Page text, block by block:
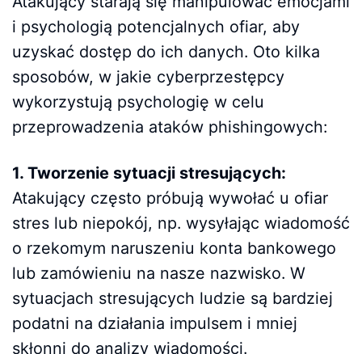
i psychologią potencjalnych ofiar, aby
uzyskać dostęp do ich danych. Oto kilka
sposobów, w jakie cyberprzestępcy
wykorzystują psychologię w celu
przeprowadzenia ataków phishingowych:
1. Tworzenie sytuacji stresujących:
Atakujący często próbują wywołać u ofiar
stres lub niepokój, np. wysyłając wiadomość
o rzekomym naruszeniu konta bankowego
lub zamówieniu na nasze nazwisko. W
sytuacjach stresujących ludzie są bardziej
podatni na działania impulsem i mniej
skłonni do analizy wiadomości.